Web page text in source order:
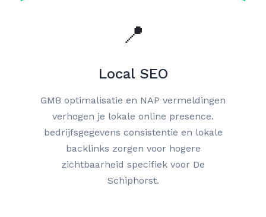
📍
Local SEO
GMB optimalisatie en NAP vermeldingen
verhogen je lokale online presence.
bedrijfsgegevens consistentie en lokale
backlinks zorgen voor hogere
zichtbaarheid specifiek voor De
Schiphorst.